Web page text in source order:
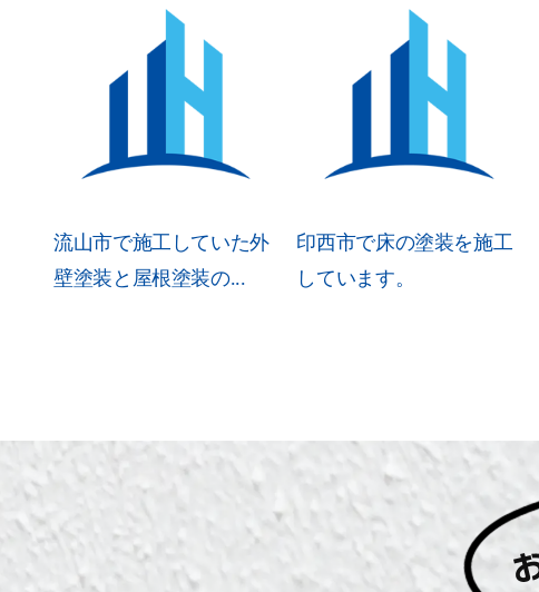
流山市で施工していた外
壁塗装と屋根塗装の...
印西市で床の塗装を施工
しています。